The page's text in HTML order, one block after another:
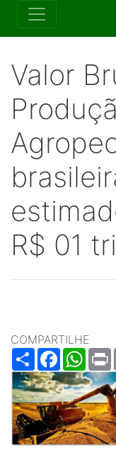
Valor
R$ 01
COMPARTILHE
ShareFacebook